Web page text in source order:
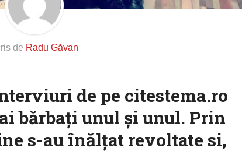
de Radu Găvan
de pe citestema.ro
bărbați unul și unul. Prin
s-au înălțat revoltate si,